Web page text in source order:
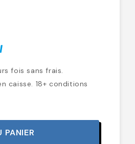
fois sans frais.
caisse. 18+ conditions
PANIER